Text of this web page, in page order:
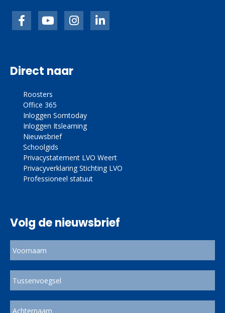
Direct naar
Roosters
Office 365
Inloggen Somtoday
Inloggen Itslearning
Nieuwsbrief
Schoolgids
Privacystatement LVO Weert
Privacyverklaring Stichting LVO
Professioneel statuut
Volg de nieuwsbrief